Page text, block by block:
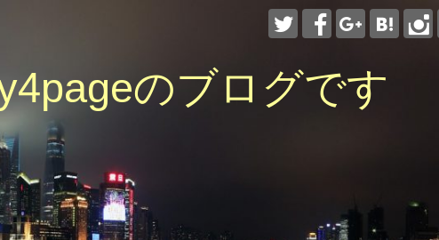
のブログです